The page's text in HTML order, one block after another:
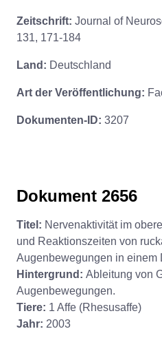
Zeitschrift: Journal of
131, 171-184
Land: Deutschland
Art der Veröffentlichung:
Dokumenten-ID: 3207
Dokument 2656
Titel: Nervenaktivität im
und Reaktionszeiten von
Augenbewegungen in einem
Hintergrund: Ableitung von
Augenbewegungen.
Tiere: 1 Affe (Rhesusaffe)
Jahr: 2003